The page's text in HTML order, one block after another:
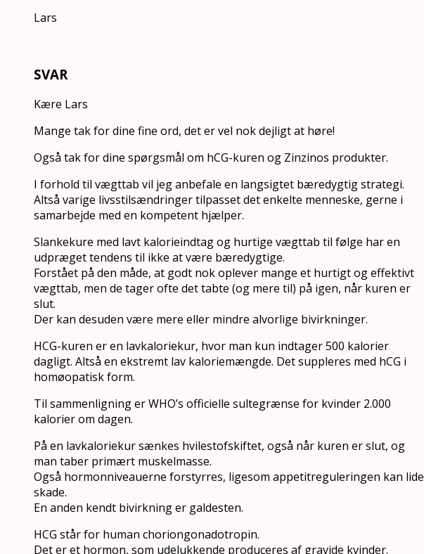
Lars
SVAR
Kære Lars
Mange tak for dine fine ord, det er vel nok dejligt at høre!
Også tak for dine spørgsmål om hCG-kuren og Zinzinos produkter.
I forhold til vægttab vil jeg anbefale en langsigtet bæredygtig strategi.
Altså varige livsstilsændringer tilpasset det enkelte menneske, gerne i
samarbejde med en kompetent hjælper.
Slankekure med lavt kalorieindtag og hurtige vægttab til følge har en
udpræget tendens til ikke at være bæredygtige.
Forstået på den måde, at godt nok oplever mange et hurtigt og effektivt
vægttab, men de tager ofte det tabte (og mere til) på igen, når kuren er
slut.
Der kan desuden være mere eller mindre alvorlige bivirkninger.
HCG-kuren er en lavkaloriekur, hvor man kun indtager 500 kalorier
dagligt. Altså en ekstremt lav kaloriemængde. Det suppleres med hCG i
homøopatisk form.
Til sammenligning er WHO’s officielle sultegrænse for kvinder 2.000
kalorier om dagen.
På en lavkaloriekur sænkes hvilestofskiftet, også når kuren er slut, og
man taber primært muskelmasse.
Også hormonniveauerne forstyrres, ligesom appetitreguleringen kan lide
skade.
En anden kendt bivirkning er galdesten.
HCG står for human choriongonadotropin.
Det er et hormon, som udelukkende produceres af gravide kvinder.